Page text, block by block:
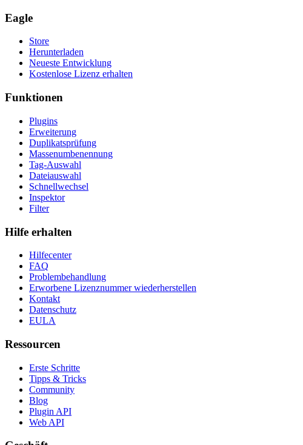
Eagle
Store
Herunterladen
Neueste Entwicklung
Kostenlose Lizenz erhalten
Funktionen
Plugins
Erweiterung
Duplikatsprüfung
Massenumbenennung
Tag-Auswahl
Dateiauswahl
Schnellwechsel
Inspektor
Filter
Hilfe erhalten
Hilfecenter
FAQ
Problembehandlung
Erworbene Lizenznummer wiederherstellen
Kontakt
Datenschutz
EULA
Ressourcen
Erste Schritte
Tipps & Tricks
Community
Blog
Plugin API
Web API